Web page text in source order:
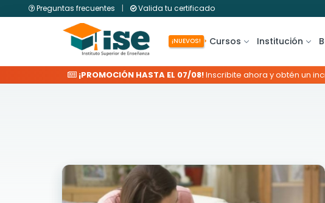
Preguntas frecuentes | Valida tu certificado
¡NUEVOS! Cursos Institución
¡PROMOCIÓN HASTA EL 07/08!Inscribite ahora y obtén un